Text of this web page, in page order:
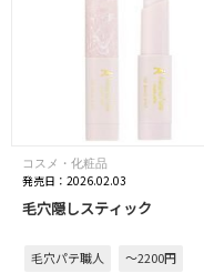
コスメ・化粧品
発売日：2026.02.03
毛穴隠しスティック
毛穴パテ職人 ～2200円